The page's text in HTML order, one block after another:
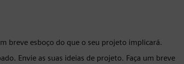
breve esboço do que o seu projeto implicará.
Envie as suas ideias de projeto. Faça um breve